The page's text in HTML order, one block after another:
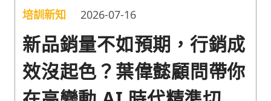
培訓新知 2026-07-16
新品銷量不如預期，行銷成
效沒起色？葉偉懿顧問帶你